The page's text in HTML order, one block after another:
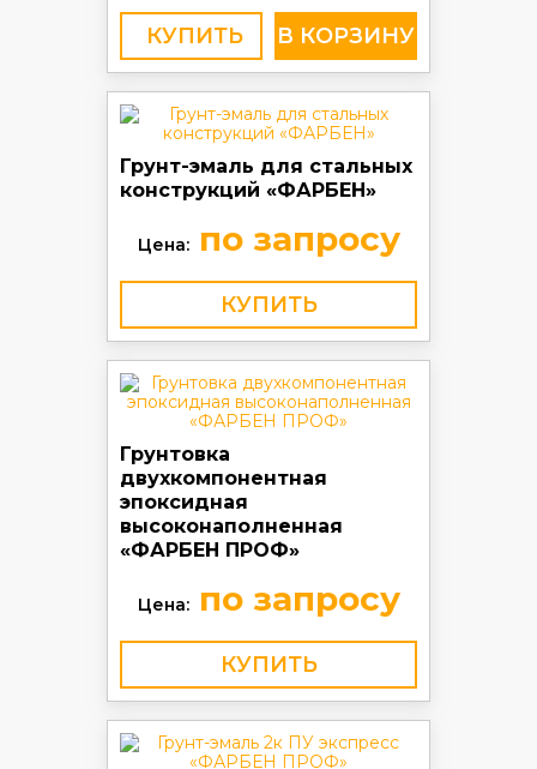
КУПИТЬ
Грунт-эмаль для стальных
конструкций «ФАРБЕН»
Цена:по запросу
КУПИТЬ
Грунтовка
двухкомпонентная
эпоксидная
высоконаполненная
«ФАРБЕН ПРОФ»
Цена:по запросу
КУПИТЬ